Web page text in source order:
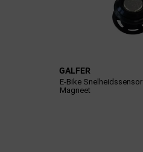
GALFER
E-Bike Snelheidssensor
Magneet